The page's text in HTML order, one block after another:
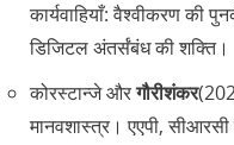
कार्यवाहियाँ: वैश्वीकरण की
डिजिटल अंतर्संबंध की शक्ति।
कोरस्टान्जे औरगौरीशंकर
मानवशास्त्र। एएपी,